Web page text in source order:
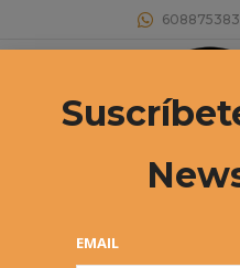
608875383
Buscar:
EMAIL